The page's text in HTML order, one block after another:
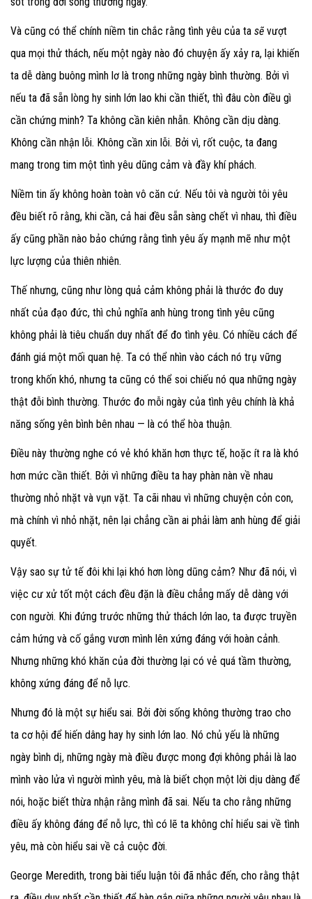
Và cũng có thể chính niềm tin chắc rằng tình yêu của ta sẽ vượt
qua mọi thử thách, nếu một ngày nào đó chuyện ấy xảy ra, lại khiến
ta dễ dàng buông mình lơ là trong những ngày bình thường. Bởi vì
nếu ta đã sẵn lòng hy sinh lớn lao khi cần thiết, thì đâu còn điều gì
cần chứng minh? Ta không cần kiên nhẫn. Không cần dịu dàng.
Không cần nhận lỗi. Không cần xin lỗi. Bởi vì, rốt cuộc, ta đang
mang trong tim một tình yêu dũng cảm và đầy khí phách.
Niềm tin ấy không hoàn toàn vô căn cứ. Nếu tôi và người tôi yêu
đều biết rõ rằng, khi cần, cả hai đều sẵn sàng chết vì nhau, thì điều
ấy cũng phần nào bảo chứng rằng tình yêu ấy mạnh mẽ như một
lực lượng của thiên nhiên.
Thế nhưng, cũng như lòng quả cảm không phải là thước đo duy
nhất của đạo đức, thì chủ nghĩa anh hùng trong tình yêu cũng
không phải là tiêu chuẩn duy nhất để đo tình yêu. Có nhiều cách để
đánh giá một mối quan hệ. Ta có thể nhìn vào cách nó trụ vững
trong khốn khó, nhưng ta cũng có thể soi chiếu nó qua những ngày
thật đỗi bình thường. Thước đo mỗi ngày của tình yêu chính là khả
năng sống yên bình bên nhau — là có thể hòa thuận.
Điều này thường nghe có vẻ khó khăn hơn thực tế, hoặc ít ra là khó
hơn mức cần thiết. Bởi vì những điều ta hay phàn nàn về nhau
thường nhỏ nhặt và vụn vặt. Ta cãi nhau vì những chuyện cỏn con,
mà chính vì nhỏ nhặt, nên lại chẳng cần ai phải làm anh hùng để giải
quyết.
Vậy sao sự tử tế đôi khi lại khó hơn lòng dũng cảm? Như đã nói, vì
việc cư xử tốt một cách đều đặn là điều chẳng mấy dễ dàng với
con người. Khi đứng trước những thử thách lớn lao, ta được truyền
cảm hứng và cố gắng vươn mình lên xứng đáng với hoàn cảnh.
Nhưng những khó khăn của đời thường lại có vẻ quá tầm thường,
không xứng đáng để nỗ lực.
Nhưng đó là một sự hiểu sai. Bởi đời sống không thường trao cho
ta cơ hội để hiến dâng hay hy sinh lớn lao. Nó chủ yếu là những
ngày bình dị, những ngày mà điều được mong đợi không phải là lao
mình vào lửa vì người mình yêu, mà là biết chọn một lời dịu dàng để
nói, hoặc biết thừa nhận rằng mình đã sai. Nếu ta cho rằng những
điều ấy không đáng để nỗ lực, thì có lẽ ta không chỉ hiểu sai về tình
yêu, mà còn hiểu sai về cả cuộc đời.
George Meredith, trong bài tiểu luận tôi đã nhắc đến, cho rằng thật